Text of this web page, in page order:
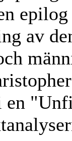
av
en